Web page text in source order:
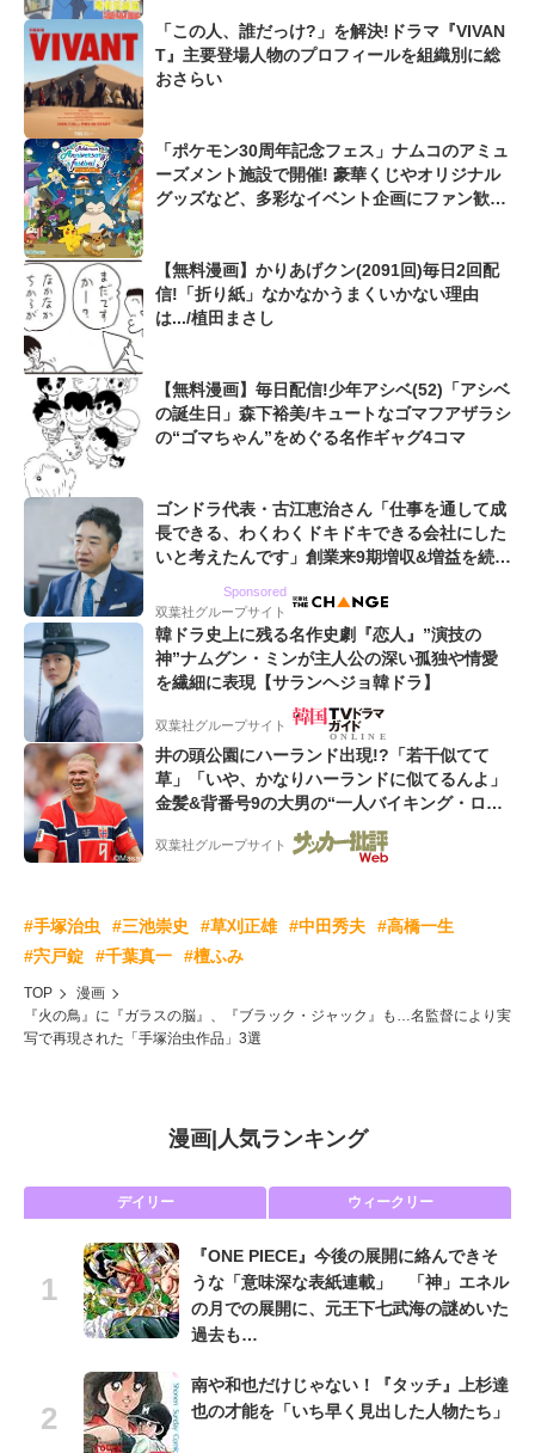
「この人、誰だっけ?」を解決!ドラマ『VIVAN
T』主要登場人物のプロフィールを組織別に総
おさらい
「ポケモン30周年記念フェス」ナムコのアミュ
ーズメント施設で開催! 豪華くじやオリジナル
グッズなど、多彩なイベント企画にファン歓喜
【無料漫画】かりあげクン(2091回)毎日2回配
信!「折り紙」なかなかうまくいかない理由
は.../植田まさし
【無料漫画】毎日配信!少年アシベ(52)「アシベ
の誕生日」森下裕美/キュートなゴマフアザラシ
の“ゴマちゃん”をめぐる名作ギャグ4コマ
ゴンドラ代表・古江恵治さん「仕事を通して成
長できる、わくわくドキドキできる会社にした
いと考えたんです」創業来9期増収&増益を続け
Sponsored
双葉社グループサイト
韓ドラ史上に残る名作史劇『恋人』”演技の
神”ナムグン・ミンが主人公の深い孤独や情愛
を繊細に表現【サランヘジョ韓ドラ】
双葉社グループサイト
井の頭公園にハーランド出現!?「若干似てて
草」「いや、かなりハーランドに似てるんよ」
金髪&背番号9の大男の“一人バイキング・ロ
ー”映像が話題!「元気をもらった」
双葉社グループサイト
#手塚治虫 #三池崇史 #草刈正雄 #中田秀夫
#高橋一生
#宍戸錠
#千葉真一 #檀ふみ
TOP
漫画
『火の鳥』に『ガラスの脳』、『ブラック・ジャック』も…名監督により実
写で再現された「手塚治虫作品」3選
漫画| 人気ランキング
デイリー ウィークリー
『ONE PIECE』今後の展開に絡んできそ
うな「意味深な表紙連載」 「神」エネル
の月での展開に、元王下七武海の謎めいた
過去も…
南や和也だけじゃない！『タッチ』上杉達
也の才能を「いち早く見出した人物たち」